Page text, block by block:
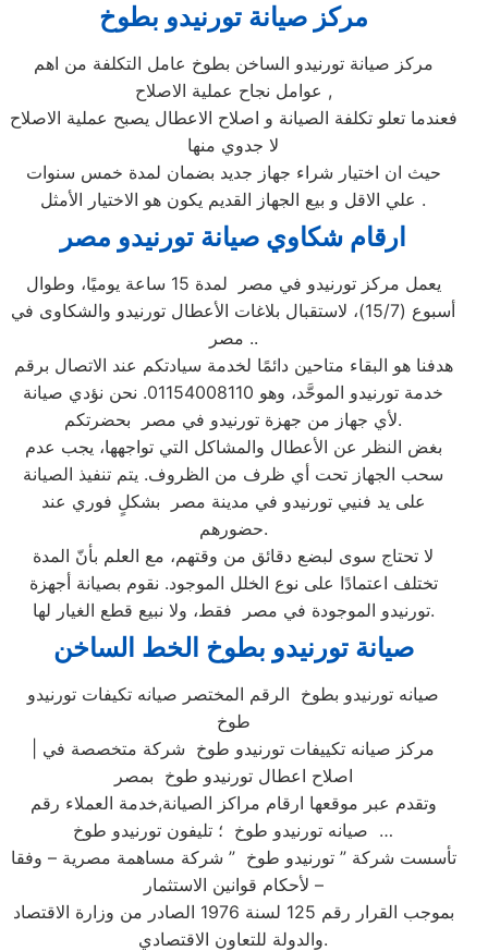
مركز صيانة تورنيدو بطوخ
مركز صيانة تورنيدو الساخن بطوخ عامل التكلفة من اهم
عوامل نجاح عملية الاصلاح ,
فعندما تعلو تكلفة الصيانة و اصلاح الاعطال يصبح عملية الاصلاح
لا جدوي منها
حيث ان اختيار شراء جهاز جديد بضمان لمدة خمس سنوات
علي الاقل و بيع الجهاز القديم يكون هو الاختيار الأمثل .
ارقام شكاوي صيانة تورنيدو مصر
يعمل مركز تورنيدو في مصر لمدة 15 ساعة يوميًا، وطوال
أسبوع (15/7)، لاستقبال بلاغات الأعطال تورنيدو والشكاوى في
مصر ..
هدفنا هو البقاء متاحين دائمًا لخدمة سيادتكم عند الاتصال برقم
خدمة تورنيدو الموحَّد، وهو 01154008110. نحن نؤدي صيانة
لأي جهاز من جهزة تورنيدو في مصر بحضرتكم.
بغض النظر عن الأعطال والمشاكل التي تواجهها، يجب عدم
سحب الجهاز تحت أي ظرف من الظروف. يتم تنفيذ الصيانة
على يد فنيي تورنيدو في مدينة مصر بشكلٍ فوري عند
حضورهم.
لا تحتاج سوى لبضع دقائق من وقتهم، مع العلم بأنّ المدة
تختلف اعتمادًا على نوع الخلل الموجود. نقوم بصيانة أجهزة
تورنيدو الموجودة في مصر فقط، ولا نبيع قطع الغيار لها.
صيانة تورنيدو بطوخ الخط الساخن
صيانه تورنيدو بطوخ الرقم المختصر صيانه تكيفات تورنيدو
طوخ
اصلاح اعطال تورنيدو طوخ بمصر
وتقدم عبر موقعها ارقام مراكز الصيانة,خدمة العملاء رقم
صيانه تورنيدو طوخ ؛ تليفون تورنيدو طوخ …
تأسست شركة ” تورنيدو طوخ ” شركة مساهمة مصرية – وفقا
لأحكام قوانين الاستثمار –
بموجب القرار رقم 125 لسنة 1976 الصادر من وزارة الاقتصاد
والدولة للتعاون الاقتصادي.